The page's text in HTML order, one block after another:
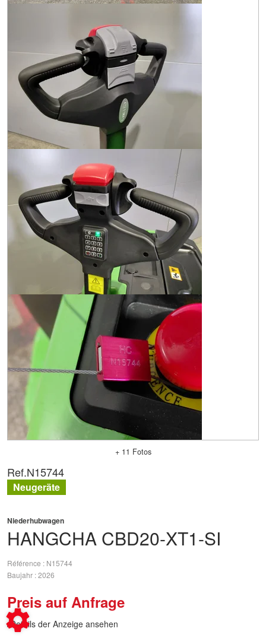
+ 11 Fotos
HANGCHA CBD20-XT1-SI
Niederhubwagen
Référence
N15744
Baujahr 2026
Preis auf Anfrage
Details der Anzeige ansehen
Ref.N15744
Neugeräte